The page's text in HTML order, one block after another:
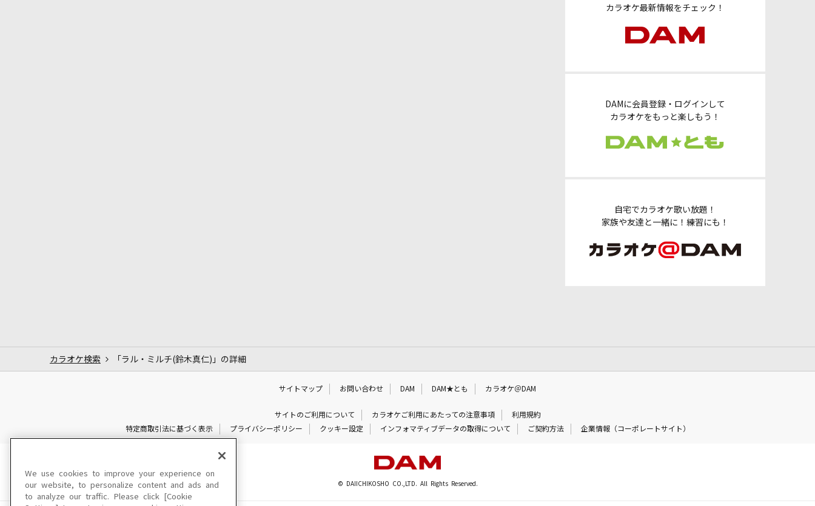
カラオケ最新情報をチェック！
DAMに会員登録・ログインして
カラオケをもっと楽しもう！
自宅でカラオケ歌い放題！
家族や友達と一緒に！練習にも！
カラオケ検索 「ラル・ミルチ(鈴木真仁)」の詳細
サイトマップ お問い合わせ DAM DAM★とも カラオケ＠DAM
サイトのご利用について カラオケご利用にあたっての注意事項
利用規約
特定商取引法に基づく表示
プライバシーポリシー クッキー設定 インフォマティブデータの取得について ご契約方法 企業情報（コーポレートサイト）
© DAIICHIKOSHO CO.,LTD. All Rights Reserved.
We use cookies to improve your experience on
our website, to personalize content and ads and
to analyze our traffic. Please click [Cookie